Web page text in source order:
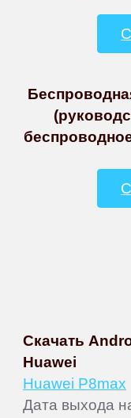
Скачать
Huawei
Huawei P8max
Дата выхода